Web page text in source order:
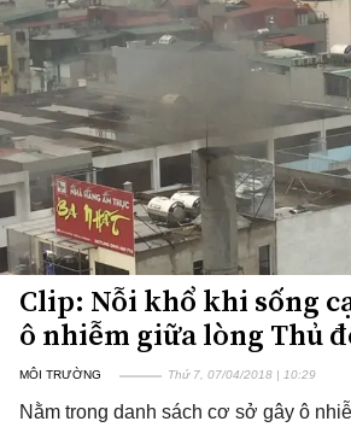
Clip: Nỗi khổ khi sống
ô nhiễm giữa lòng Thủ
MÔI TRƯỜNG Thứ 7, 07/04/2018 | 10:29
Nằm trong danh sách cơ sở gây ô